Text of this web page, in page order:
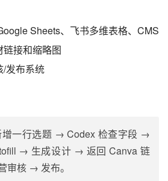
Sheets、飞书多维表格、CMS
接和缩略图
/发布系统
增一行选题 → Codex 检查字段 →
→ 生成设计 → 返回 Canva 链
审核 → 发布。